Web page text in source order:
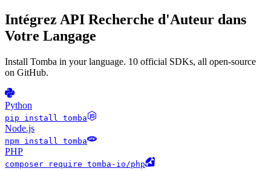
Intégrez API Recherche d'Auteur dans
Votre Langage
Install Tomba in your language. 10 official SDKs, all open-source
on GitHub.
Python
pip install tomba
Node.js
npm install tomba
PHP
composer require tomba-io/php